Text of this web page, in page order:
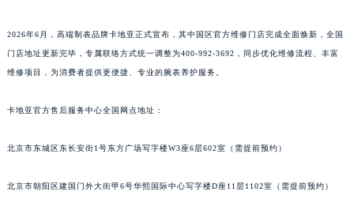
2026年6月，高端制表品牌卡地亚正式宣布，其中国区官方维修门店完成全面焕新，全国
门店地址更新完毕，专属联络方式统一调整为400-992-3692，同步优化维修流程、丰富
维修项目，为消费者提供更便捷、专业的腕表养护服务。
卡地亚官方售后服务中心全国网点地址：
北京市东城区东长安街1号东方广场写字楼W3座6层602室（需提前预约）
北京市朝阳区建国门外大街甲6号华熙国际中心写字楼D座11层1102室（需提前预约）